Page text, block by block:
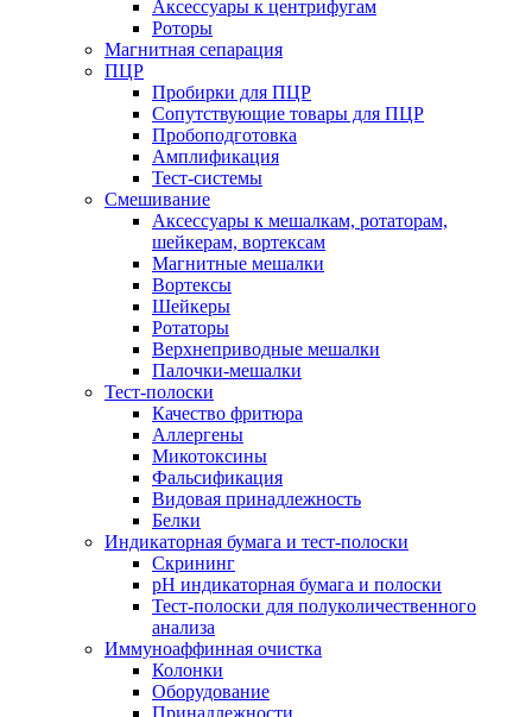
Аксессуары к центрифугам
Роторы
Магнитная сепарация
ПЦР
Пробирки для ПЦР
Сопутствующие товары для ПЦР
Пробоподготовка
Амплификация
Тест-системы
Смешивание
Аксессуары к мешалкам, ротаторам,
шейкерам, вортексам
Магнитные мешалки
Вортексы
Шейкеры
Ротаторы
Верхнеприводные мешалки
Палочки-мешалки
Тест-полоски
Качество фритюра
Аллергены
Микотоксины
Фальсификация
Видовая принадлежность
Белки
Индикаторная бумага и тест-полоски
Скрининг
pH индикаторная бумага и полоски
Тест-полоски для полуколичественного
анализа
Иммуноаффинная очистка
Колонки
Оборудование
Принадлежности